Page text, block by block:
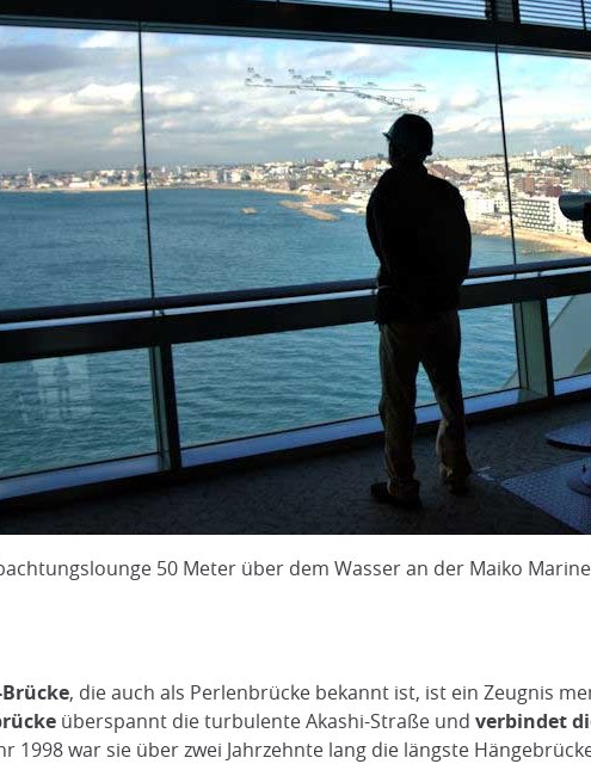
50 Meter über dem Wasser an der Maiko
, die auch als Perlenbrücke bekannt ist, ist ein Zeugnis
überspannt die turbulente Akashi-Straße und verbindet
1998 war sie über zwei Jahrzehnte lang die längste